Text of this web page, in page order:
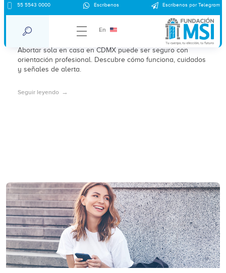
55 5543 0000 Escríbenos Escríbenos por Telegram
En
¿Es seguro abortar sola en casa en
CDMX?
Abortar sola en casa en CDMX puede ser seguro con
orientación profesional. Descubre cómo funciona, cuidados
y señales de alerta.
Seguir leyendo